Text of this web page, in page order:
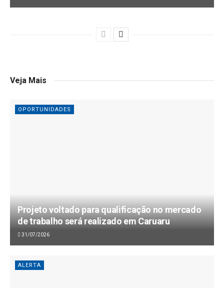
Veja Mais
OPORTUNIDADES
Projeto voltado para qualificação no mercado
de trabalho será realizado em Caruaru
31/07/2026
ALERTA